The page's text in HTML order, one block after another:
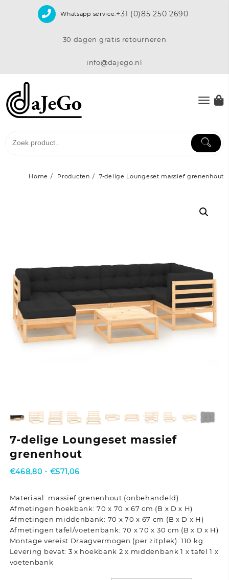
Whatsapp service:+31 (0)85 250 2690
30 dagen gratis retourneren
info@dajego.nl
Home Producten 7-delige Loungeset massief grenenhout
7-delige Loungeset massief
grenenhout
€468,80 - €571,06Prijsklasse:
€571,06
Materiaal: massief grenenhout (onbehandeld)
Afmetingen hoekbank: 70 x 70 x 67 cm (B x D x H)
Afmetingen middenbank: 70 x 70 x 67 cm (B x D x H)
Afmetingen tafel/voetenbank: 70 x 70 x 30 cm (B x D x H)
Montage vereist Draagvermogen (per zitplek): 110 kg
Levering bevat: 3 x hoekbank 2 x middenbank 1 x tafel 1 x
voetenbank